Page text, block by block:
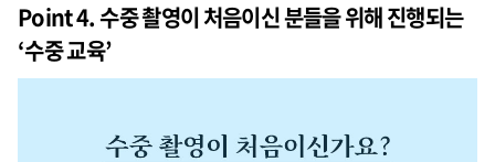
Point 4. 수중 촬영이 처음이신 분들을 위해 진행되는
‘수중 교육’